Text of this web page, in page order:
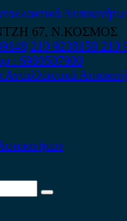
67, Ν.ΚΟΣΜΟΣ
210 9238158 210
: 6980507900